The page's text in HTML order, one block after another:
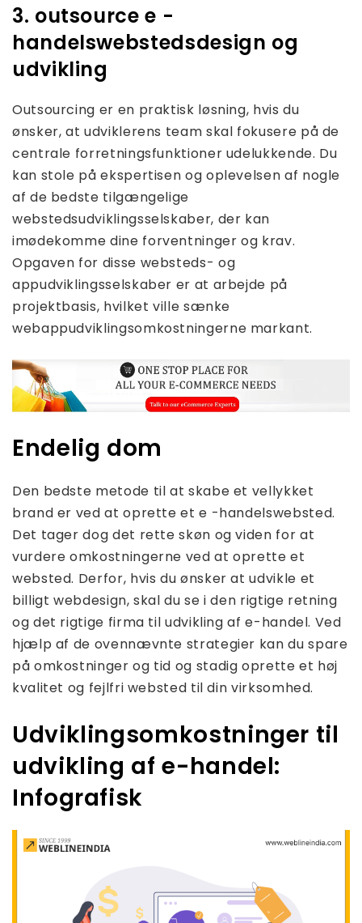
3. outsource e -
handelswebstedsdesign og
udvikling
Outsourcing er en praktisk løsning, hvis du
ønsker, at udviklerens team skal fokusere på de
centrale forretningsfunktioner udelukkende. Du
kan stole på ekspertisen og oplevelsen af ​​nogle
af de bedste tilgængelige
webstedsudviklingsselskaber, der kan
imødekomme dine forventninger og krav.
Opgaven for disse websteds- og
appudviklingsselskaber er at arbejde på
projektbasis, hvilket ville sænke
webappudviklingsomkostningerne markant.
Endelig dom
Den bedste metode til at skabe et vellykket
brand er ved at oprette et e -handelswebsted.
Det tager dog det rette skøn og viden for at
vurdere omkostningerne ved at oprette et
websted. Derfor, hvis du ønsker at udvikle et
billigt webdesign, skal du se i den rigtige retning
og det rigtige firma til udvikling af e-handel. Ved
hjælp af de ovennævnte strategier kan du spare
på omkostninger og tid og stadig oprette et høj
kvalitet og fejlfri websted til din virksomhed.
Udviklingsomkostninger til
udvikling af e-handel:
Infografisk